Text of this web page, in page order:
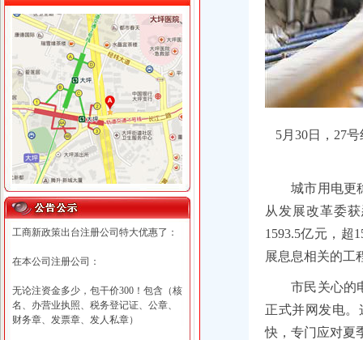
工商新政策出台注册公司特大优惠了：
在本公司注册公司：
无论注资金多少，包干价300！包含（核
名、办营业执照、税务登记证、公章、
财务章、发票章、发人私章）
5月30日，27
城市用电更
从发展改革委
1593.5亿元，超
展息息相关的工
市民关心的
正式并网发电
快，专门应对夏